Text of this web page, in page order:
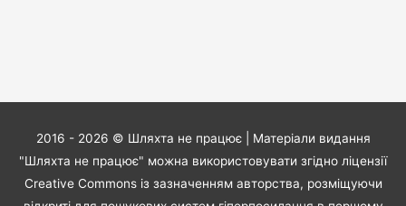
2016 - 2026 © Шляхта не працює| Матеріали видання
"Шляхта не працює" можна використовувати згідно ліцензії
Creative Commons із зазначенням авторства, розміщуючи